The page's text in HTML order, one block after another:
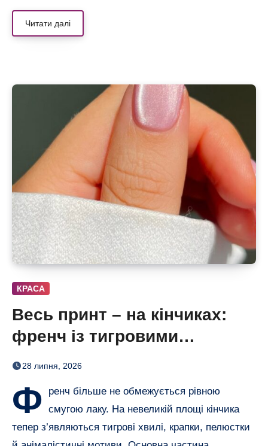
Читати далі
КРАСА
Весь принт – на кінчиках:
френч із тигровими
смугами, квітами і хвилями
28 липня, 2026
Ф
ренч більше не обмежується рівною
смугою лаку. На невеликій площі кінчика
тепер з’являються тигрові хвилі, крапки, пелюстки